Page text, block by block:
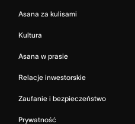
Asana za kulisami
Kultura
Asana w prasie
Relacje inwestorskie
Zaufanie i bezpieczeństwo
Prywatność